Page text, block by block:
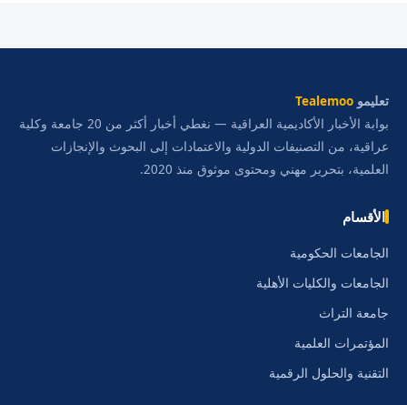
تعليمو Tealemoo
بوابة الأخبار الأكاديمية العراقية — نغطي أخبار أكثر من 20 جامعة وكلية
عراقية، من التصنيفات الدولية والاعتمادات إلى البحوث والإنجازات
العلمية، بتحرير مهني ومحتوى موثوق منذ 2020.
الأقسام
الجامعات الحكومية
الجامعات والكليات الأهلية
جامعة التراث
المؤتمرات العلمية
التقنية والحلول الرقمية